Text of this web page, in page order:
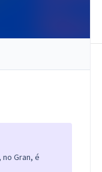
Gran, é